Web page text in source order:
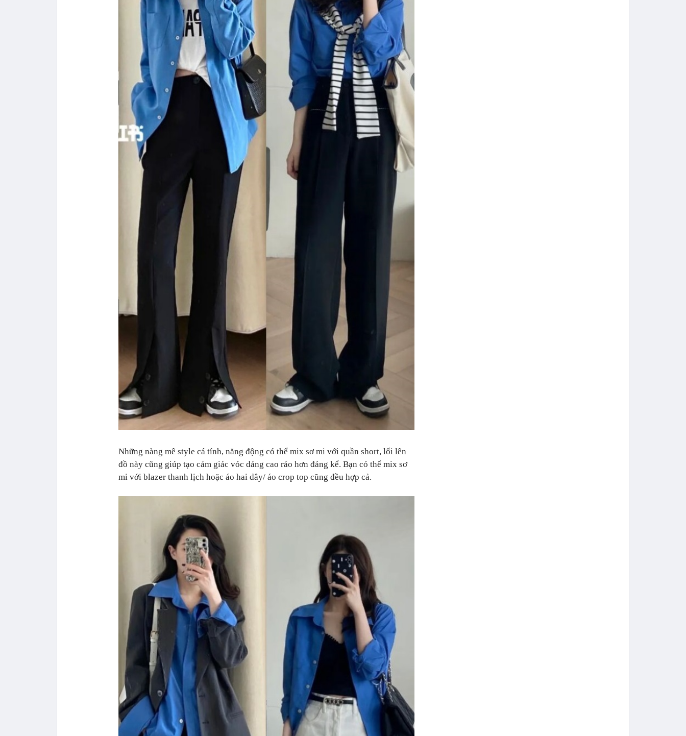
Những nàng mê style cá tính, năng động có thể mix sơ mi với quần short, lối lên
đồ này cũng giúp tạo cảm giác vóc dáng cao ráo hơn đáng kể. Bạn có thể mix sơ
mi với blazer thanh lịch hoặc áo hai dây/ áo crop top cũng đều hợp cả.